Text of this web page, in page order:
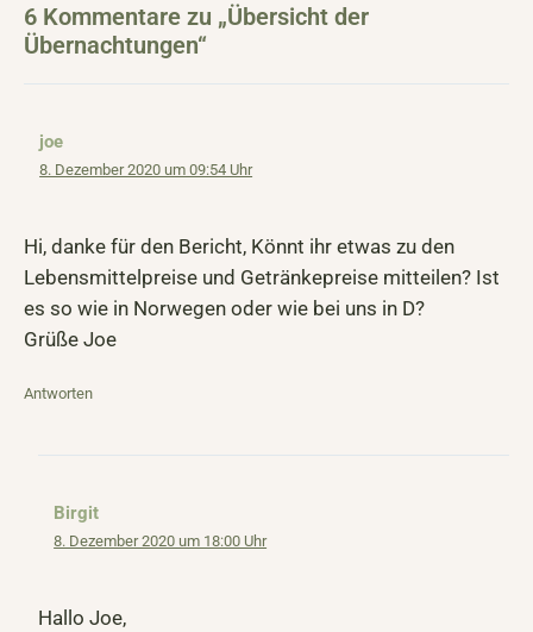
6 Kommentare zu „Übersicht der
Übernachtungen“
joe
8. Dezember 2020 um 09:54 Uhr
Hi, danke für den Bericht, Könnt ihr etwas zu den
Lebensmittelpreise und Getränkepreise mitteilen? Ist
es so wie in Norwegen oder wie bei uns in D?
Grüße Joe
Antworten
Birgit
8. Dezember 2020 um 18:00 Uhr
Hallo Joe,